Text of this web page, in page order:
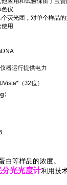
仪
荧光团，对单个样品
用
器运行提供电力
（32位）
白等样品的浓度。
光光度计利用技